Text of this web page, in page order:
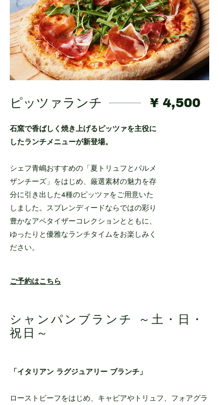
ピッツァランチ ¥ 4,500
石窯で香ばしく焼き上げるピッツァを主役に
したランチメニューが新登場。
シェフ青嶋おすすめの「夏トリュフとパルメ
ザンチーズ」をはじめ、厳選素材の魅力を存
分に引き出した4種のピッツァをご用意いた
しました。スプレンディードならではの彩り
豊かなアペタイザーコレクションとともに、
ゆったりと優雅なランチタイムをお楽しみく
ださい。
ご予約はこちら
シャンパンブランチ ～土・日・
祝日～
「イタリアン ラグジュアリー ブランチ」
ローストビーフをはじめ、キャビアやトリュフ、フォアグラ